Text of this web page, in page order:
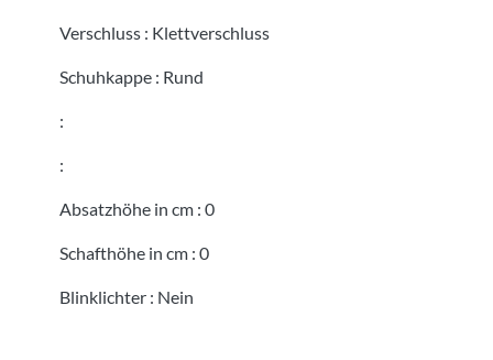
Verschluss : Klettverschluss
Schuhkappe : Rund
:
:
Absatzhöhe in cm : 0
Schafthöhe in cm : 0
Blinklichter : Nein